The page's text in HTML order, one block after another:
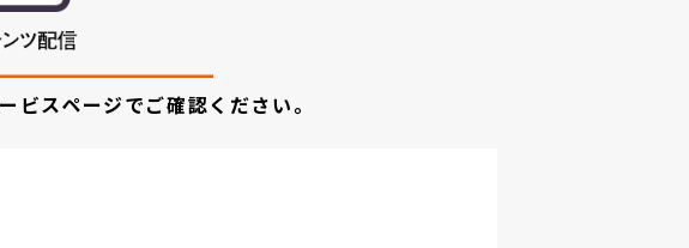
スページでご確認ください。